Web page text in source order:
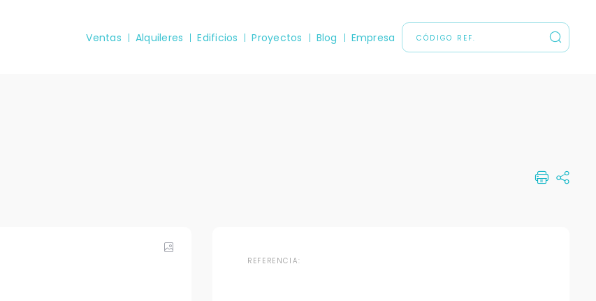
Ventas Alquileres Edificios Proyectos Blog Empresa
REFERENCIA: